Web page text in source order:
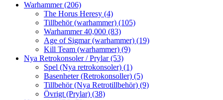
Warhammer(206)
The Horus Heresy (4)
Tillbehör (warhammer) (105)
Warhammer 40,000 (83)
Age of Sigmar (warhammer) (19)
Kill Team (warhammer) (9)
Nya Retrokonsoler / Prylar(53)
Spel (Nya retrokonsoler) (1)
Basenheter (Retrokonsoller) (5)
Tillbehör (Nya Retrotillbehör) (9)
Övrigt (Prylar) (38)